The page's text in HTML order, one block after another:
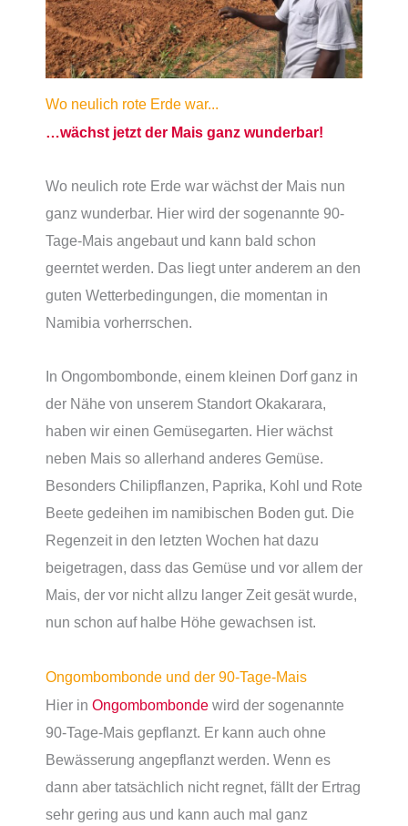
Wo neulich rote Erde war...
…wächst jetzt der Mais ganz wunderbar!
Wo neulich rote Erde war wächst der Mais nun
ganz wunderbar. Hier wird der sogenannte 90-
Tage-Mais angebaut und kann bald schon
geerntet werden. Das liegt unter anderem an den
guten Wetterbedingungen, die momentan in
Namibia vorherrschen.
In Ongombombonde, einem kleinen Dorf ganz in
der Nähe von unserem Standort Okakarara,
haben wir einen Gemüsegarten. Hier wächst
neben Mais so allerhand anderes Gemüse.
Besonders Chilipflanzen, Paprika, Kohl und Rote
Beete gedeihen im namibischen Boden gut. Die
Regenzeit in den letzten Wochen hat dazu
beigetragen, dass das Gemüse und vor allem der
Mais, der vor nicht allzu langer Zeit gesät wurde,
nun schon auf halbe Höhe gewachsen ist.
Ongombombonde und der 90-Tage-Mais
Hier in Ongombombonde wird der sogenannte
90-Tage-Mais gepflanzt. Er kann auch ohne
Bewässerung angepflanzt werden. Wenn es
dann aber tatsächlich nicht regnet, fällt der Ertrag
sehr gering aus und kann auch mal ganz